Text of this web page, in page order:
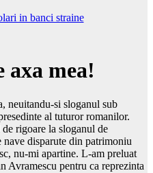
axa mea!
neuitandu-si sloganul sub
al tuturor romanilor.
rigoare la sloganul de
disparute din patrimoniu
nu-mi apartine. L-am preluat
Avramescu pentru ca reprezinta